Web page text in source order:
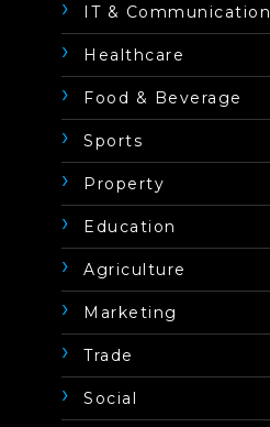
IT & Communication
Healthcare
Food & Beverage
Sports
Property
Education
Agriculture
Marketing
Trade
Social